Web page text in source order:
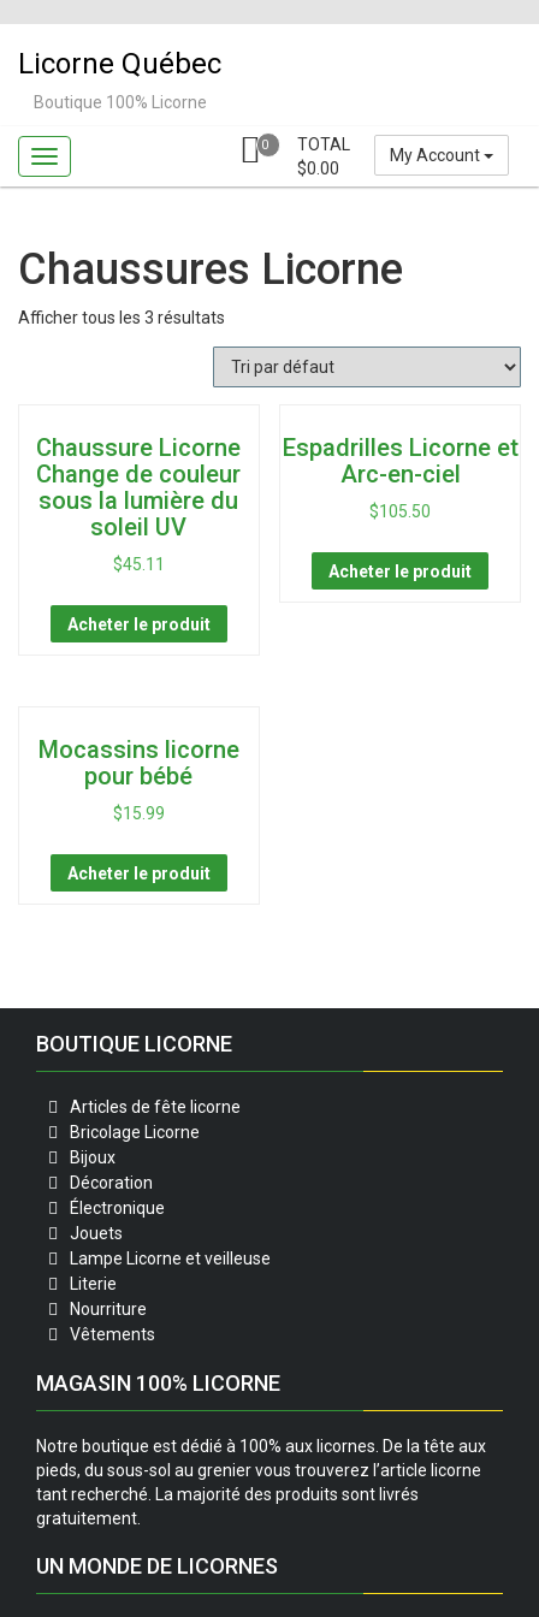
content
Licorne Québec
Boutique 100% Licorne
My Account
0
TOTAL
$0.00
Chaussures Licorne
Afficher tous les 3 résultats
Chaussure Licorne
Change de couleur
sous la lumière du
soleil UV
$45.11
Acheter le produit
Espadrilles Licorne et
Arc-en-ciel
$105.50
Acheter le produit
Mocassins licorne
pour bébé
$15.99
Acheter le produit
BOUTIQUE LICORNE
Articles de fête licorne
Bricolage Licorne
Bijoux
Décoration
Électronique
Jouets
Lampe Licorne et veilleuse
Literie
Nourriture
Vêtements
MAGASIN 100% LICORNE
Notre boutique est dédié à 100% aux licornes. De la tête aux
pieds, du sous-sol au grenier vous trouverez l’article licorne
tant recherché. La majorité des produits sont livrés
gratuitement.
UN MONDE DE LICORNES